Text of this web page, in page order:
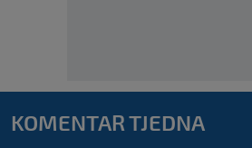
KOMENTAR TJEDNA